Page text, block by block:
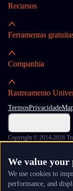
Recursos
Ferramentas
Companhia
Rastreamento
TermosPrivacidade
Copyright © 2014-2026
We value
We use cookies to
performance, and